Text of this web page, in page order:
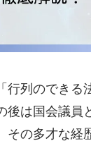
行列のできる
後は国会議員
その多才な経